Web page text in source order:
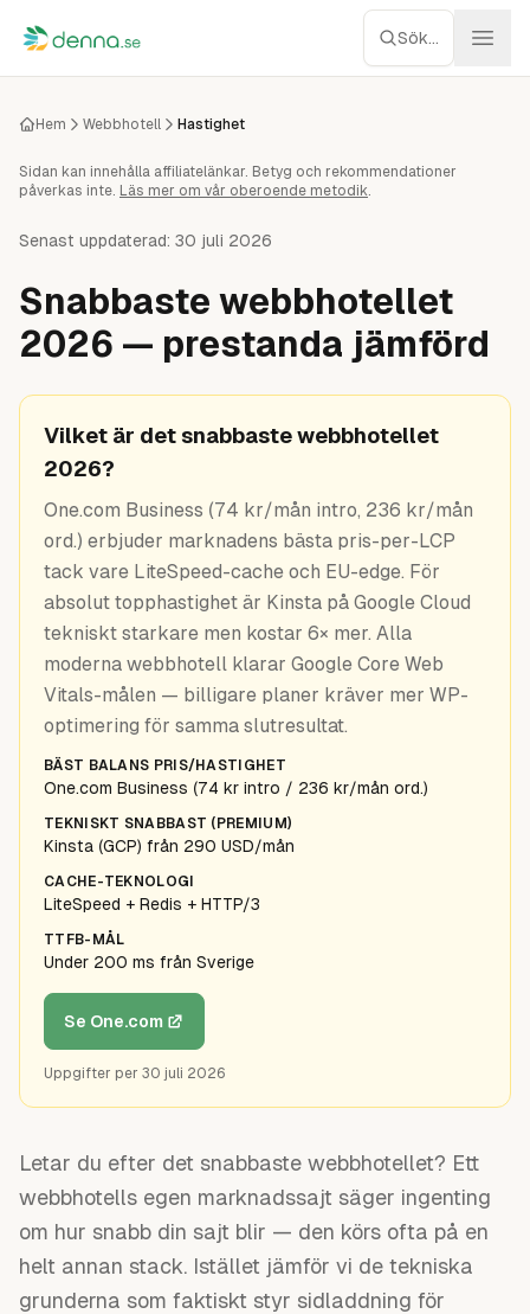
Hoppa till innehåll Sök...
Webbhotell
Managed WP
Servrar
Nätverk
Molnlagring
Verktyg
Guider
Hem Webbhotell Hastighet
Sidan kan innehålla affiliatelänkar. Betyg och rekommendationer
påverkas inte. Läs mer om vår oberoende metodik.
Senast uppdaterad: 30 juli 2026
Snabbaste webbhotellet
2026 — prestanda jämförd
Vilket är det snabbaste webbhotellet
2026?
One.com Business (74 kr/mån intro, 236 kr/mån
ord.) erbjuder marknadens bästa pris-per-LCP
tack vare LiteSpeed-cache och EU-edge. För
absolut topphastighet är Kinsta på Google Cloud
tekniskt starkare men kostar 6× mer. Alla
moderna webbhotell klarar Google Core Web
Vitals-målen — billigare planer kräver mer WP-
optimering för samma slutresultat.
BÄST BALANS PRIS/HASTIGHET
One.com Business (74 kr intro / 236 kr/mån ord.)
TEKNISKT SNABBAST (PREMIUM)
Kinsta (GCP) från 290 USD/mån
CACHE-TEKNOLOGI
LiteSpeed + Redis + HTTP/3
TTFB-MÅL
Under 200 ms från Sverige
Se One.com
Uppgifter per 30 juli 2026
Letar du efter det snabbaste webbhotellet? Ett
webbhotells egen marknadssajt säger ingenting
om hur snabb din sajt blir — den körs ofta på en
helt annan stack. Istället jämför vi de tekniska
grunderna som faktiskt styr sidladdning för